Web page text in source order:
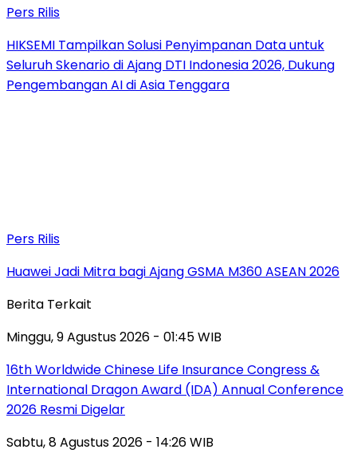
Pers Rilis
HIKSEMI Tampilkan Solusi Penyimpanan Data untuk
Seluruh Skenario di Ajang DTI Indonesia 2026, Dukung
Pengembangan AI di Asia Tenggara
Pers Rilis
Huawei Jadi Mitra bagi Ajang GSMA M360 ASEAN 2026
Berita Terkait
Minggu, 9 Agustus 2026 - 01:45 WIB
16th Worldwide Chinese Life Insurance Congress &
International Dragon Award (IDA) Annual Conference
2026 Resmi Digelar
Sabtu, 8 Agustus 2026 - 14:26 WIB